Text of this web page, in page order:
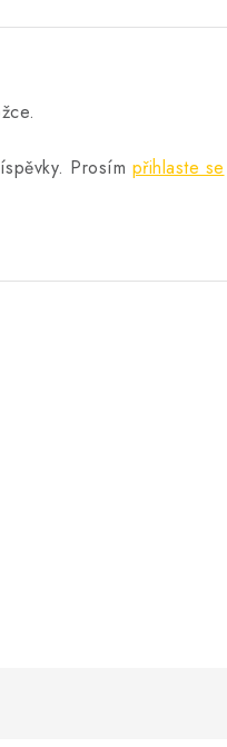
Prosím přihlaste se